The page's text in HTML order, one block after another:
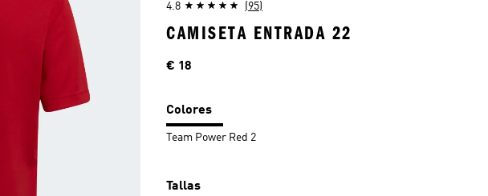
4.8 (95)
CAMISETA ENTRADA 22
Precio
€ 18
Colores
Team Power Red 2
Tallas